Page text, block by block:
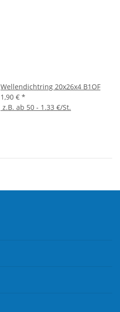
Wellendichtring 20x26x4 B1OF
1,90 € *
z.B. ab 50 - 1.33 €/St.